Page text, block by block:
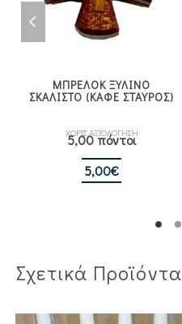
ΜΠΡΕΛΟΚ ΞΥΛΙΝΟ
ΣΚΑΛΙΣΤΟ (ΚΑΦΕ ΣΤΑΥΡΟΣ)
ΧΩΡΙΣ ΑΞΙΟΛΟΓΗΣΗ
5,00 πόντοι
5,00€
Σχετικά Προϊόντα